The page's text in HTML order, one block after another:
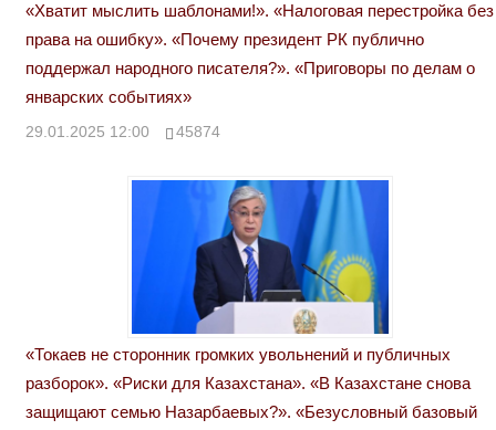
«Хватит мыслить шаблонами!». «Налоговая перестройка без
права на ошибку». «Почему президент РК публично
поддержал народного писателя?». «Приговоры по делам о
январских событиях»
29.01.2025 12:00 45874
«Токаев не сторонник громких увольнений и публичных
разборок». «Риски для Казахстана». «В Казахстане снова
защищают семью Назарбаевых?». «Безусловный базовый